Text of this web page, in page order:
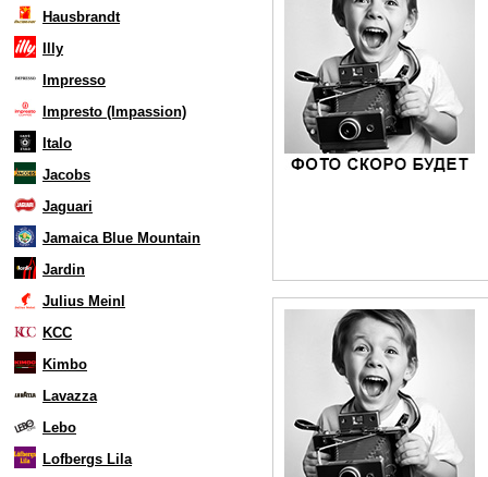
Hausbrandt
Illy
Impresso
Impresto (Impassion)
Italo
Jacobs
Jaguari
Jamaica Blue Mountain
Jardin
Julius Meinl
KCC
Kimbo
Lavazza
Lebo
Lofbergs Lila